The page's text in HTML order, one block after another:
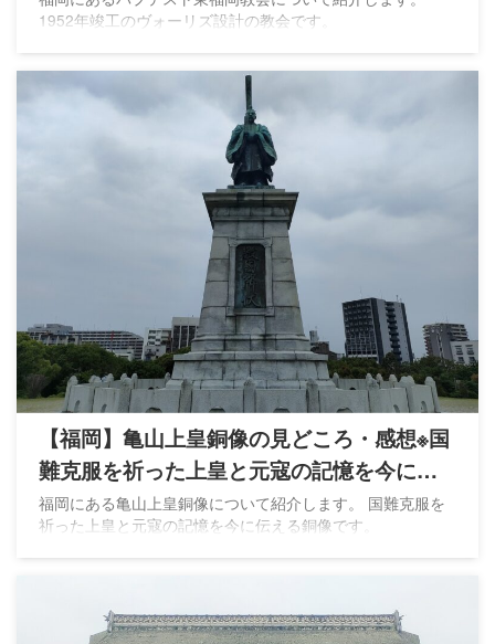
1952年竣工のヴォーリズ設計の教会です。
【福岡】亀山上皇銅像の見どころ・感想※国
難克服を祈った上皇と元寇の記憶を今に伝
える
福岡にある亀山上皇銅像について紹介します。 国難克服を
祈った上皇と元寇の記憶を今に伝える銅像です。